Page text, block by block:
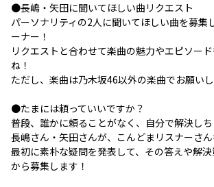
●長嶋・矢田に聞いてほしい曲リクエスト
パーソナリティの2人に聞いてほしい曲を募集
ーナー！
リクエストと合わせて楽曲の魅力やエピソー
ね！
ただし、楽曲は乃木坂46以外の楽曲でお願いし
●たまには頼っていいですか？
普段、誰かに頼ることがなく、自分で解決し
長嶋さん・矢田さんが、こんどまリスナーさん
最初に素朴な疑問を発表して、その答えや解
から募集します！